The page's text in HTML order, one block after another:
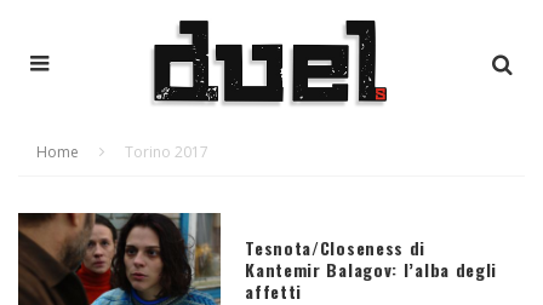
Home Torino 2017
Tesnota/Closeness di
Kantemir Balagov: l’alba degli
affetti